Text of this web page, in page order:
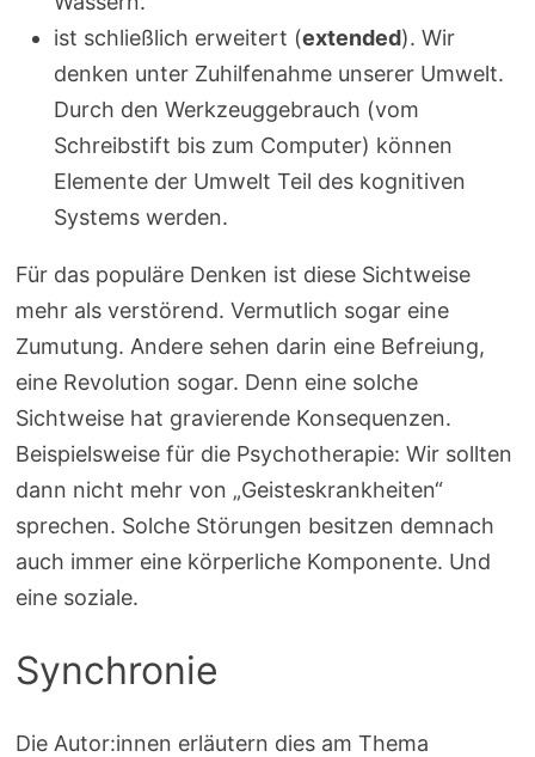
ist schließlich erweitert (extended). Wir
denken unter Zuhilfenahme unserer Umwelt.
Durch den Werkzeuggebrauch (vom
Schreibstift bis zum Computer) können
Elemente der Umwelt Teil des kognitiven
Systems werden.
Für das populäre Denken ist diese Sichtweise
mehr als verstörend. Vermutlich sogar eine
Zumutung. Andere sehen darin eine Befreiung,
eine Revolution sogar. Denn eine solche
Sichtweise hat gravierende Konsequenzen.
Beispielsweise für die Psychotherapie: Wir sollten
dann nicht mehr von „Geisteskrankheiten“
sprechen. Solche Störungen besitzen demnach
auch immer eine körperliche Komponente. Und
eine soziale.
Synchronie
Die Autor:innen erläutern dies am Thema